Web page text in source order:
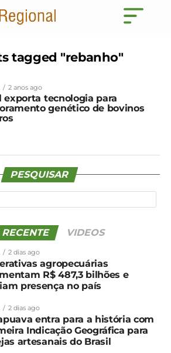
tagged "rebanho"
2 anos ago
exporta tecnologia para
genético de bovinos
PESQUISAR
VIDEOS
2 dias ago
agropecuárias
R$ 487,3 bilhões e
presença no país
2 dias ago
entra para a história com
Indicação Geográfica para
artesanais do Brasil